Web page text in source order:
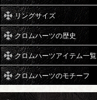
リングサイズ
クロムハーツの歴史
クロムハーツアイテム一覧
クロムハーツのモチーフ